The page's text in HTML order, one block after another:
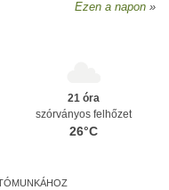
Ezen a napon
21 óra
szórványos felhőzet
26°C